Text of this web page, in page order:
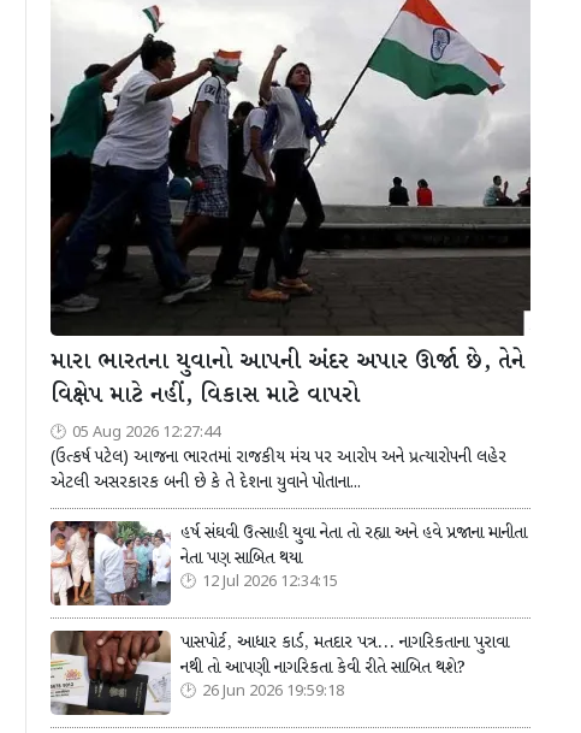
મારા ભારતના યુવાનો આપની અંદર અપાર ઊર્જા છે, તેને
વિક્ષેપ માટે નહીં, વિકાસ માટે વાપરો
05 Aug 2026 12:27:44
(ઉત્કર્ષ પટેલ) આજના ભારતમાં રાજકીય મંચ પર આરોપ અને પ્રત્યારોપની લહેર
એટલી અસરકારક બની છે કે તે દેશના યુવાને પોતાના...
હર્ષ સંઘવી ઉત્સાહી યુવા નેતા તો રહ્યા અને હવે પ્રજાના માનીતા
નેતા પણ સાબિત થયા
12 Jul 2026 12:34:15
પાસપોર્ટ, આધાર કાર્ડ, મતદાર પત્ર... નાગરિકતાના પુરાવા
નથી તો આપણી નાગરિકતા કેવી રીતે સાબિત થશે?
26 Jun 2026 19:59:18